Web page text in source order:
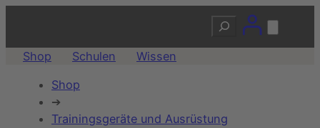
Suchen
Shop Schulen Wissen
Shop
➔
Trainingsgeräte und Ausrüstung